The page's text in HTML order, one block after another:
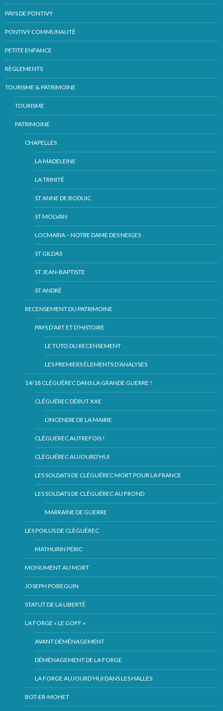
PAYS DE PONTIVY
PONTIVY COMMUNAUTÉ
PETITE ENFANCE
RÈGLEMENTS
TOURISME & PATRIMOINE
TOURISME
PATRIMOINE
CHAPELLES
LA MADELEINE
LA TRINITÉ
ST ANNE DE BODUIC
ST MOLVAN
LOCMARIA – NOTRE DAME DES NEIGES
ST GILDAS
ST JEAN-BAPTISTE
ST ANDRÉ
RECENSEMENT DU PATRIMOINE
PAYS D’ART ET D’HISTOIRE
LE TUTO DU RECENSEMENT
LES PREMIERS ÉLEMENTS D’ANALYSES
14/18 CLÉGUÉREC DANS LA GRANDE GUERRE !
CLÉGUÉREC DÉBUT XXE
L’INCENDIE DE LA MAIRIE
CLÉGUÉREC AUTREFOIS !
CLÉGUÉREC AUJOURD’HUI
LES SOLDATS DE CLÉGUÉREC MORT POUR LA FRANCE
LES SOLDATS DE CLÉGUÉREC AU FROND
MARRAINE DE GUERRE
LES POILUS DE CLÉGUÉREC
MATHURIN PÉRIC
MONUMENT AU MORT
JOSEPH POBEGUIN
STATUT DE LA LIBERTÉ
LA FORGE « LE GOFF «
AVANT DÉMÉNAGEMENT
DÉMÉNAGEMENT DE LA FORGE
LA FORGE AUJOURD’HUI DANS LES HALLES
BOT-ER-MOHET